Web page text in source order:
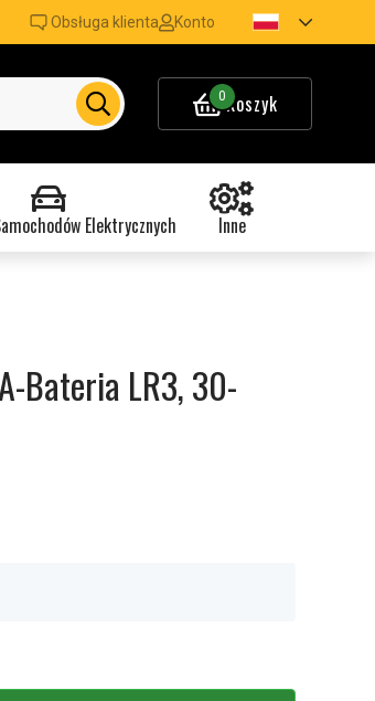
Obsługa klienta Konto
0Koszyk
Elektrycznych Inne
Bateria LR3, 30-